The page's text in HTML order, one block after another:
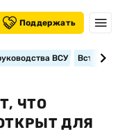
Поддержать
ВСУ
ЧТО
ДЛЯ